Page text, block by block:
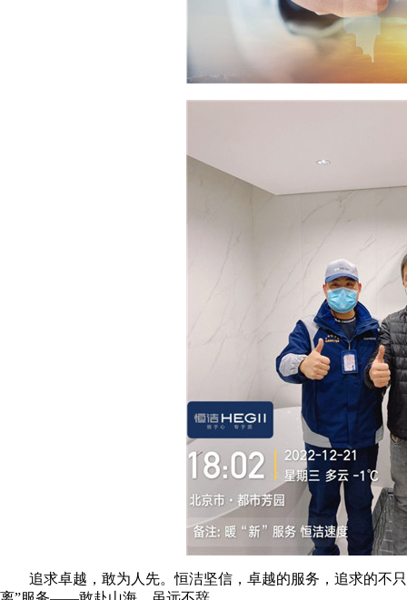
追求卓越，敢为人先。恒洁坚信，卓越的服务，追求的不只